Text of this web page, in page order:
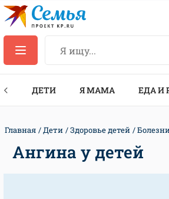
ДЕТИ Я МАМА ЕДА И
Главная Дети Здоровье детей
Ангина у детей